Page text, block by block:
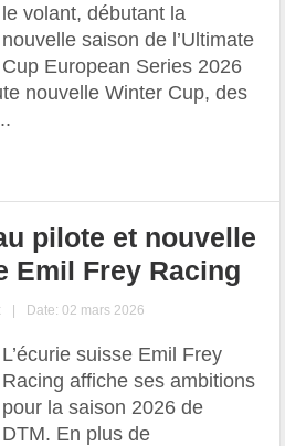
le volant, débutant la
nouvelle saison de l’Ultimate
Cup European Series 2026
nouvelle Winter Cup, des
pilote et nouvelle
Emil Frey Racing
| Date: 02 mars 2026
L’écurie suisse Emil Frey
Racing affiche ses ambitions
pour la saison 2026 de
DTM. En plus de